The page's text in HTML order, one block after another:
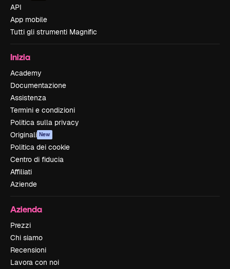
API
App mobile
Tutti gli strumenti Magnific
Inizia
Academy
Documentazione
Assistenza
Termini e condizioni
Politica sulla privacy
Originali New
Politica dei cookie
Centro di fiducia
Affiliati
Aziende
Azienda
Prezzi
Chi siamo
Recensioni
Lavora con noi